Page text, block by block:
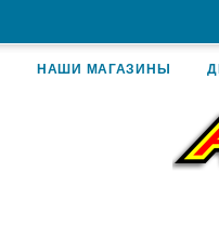
НАШИ МАГАЗИНЫ